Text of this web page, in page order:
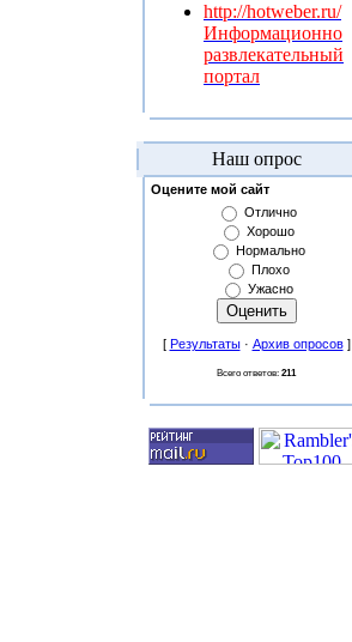
http://hotweber.ru/
Информационно
развлекательный
портал
Наш опрос
Оцените мой сайт
Отлично
Хорошо
Нормально
Плохо
Ужасно
[ Результаты· Архив опросов]
Всего ответов: 211